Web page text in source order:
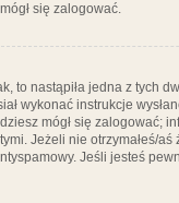
się zalogować.
to nastąpiła jedna z tych
wykonać instrukcje
mógł się zalogować;
Jeżeli nie otrzymałeś/
Jeśli jesteś